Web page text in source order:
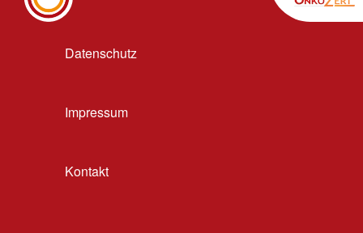
Datenschutz
Impressum
Kontakt